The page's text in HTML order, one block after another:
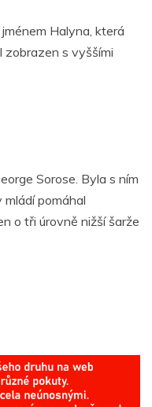
Halyna, která
zobrazen s vyššími
Sorose. Byla s ním
mládí pomáhal
o tři úrovně nižší šarže